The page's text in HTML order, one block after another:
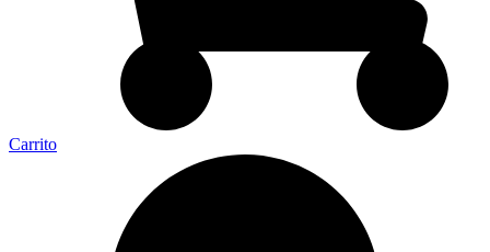
Carrito